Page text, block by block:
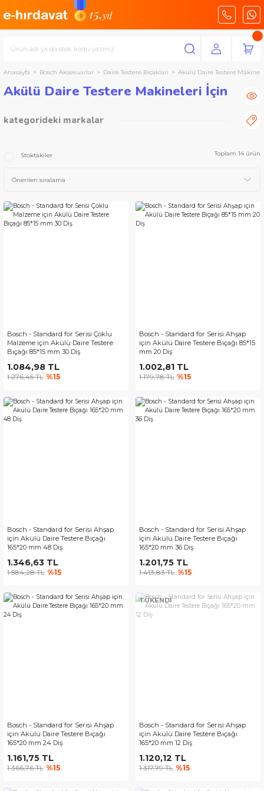
Anasayfa Bosch Aksesuarlar Daire Testere Bıçakları Akülü Daire Testere
Akülü Daire Testere Makineleri İçin
kategorideki markalar
Stoktakiler Toplam 14 ürün
Bosch - Standard for Serisi Çoklu
Malzeme için Akülü Daire Testere
Bıçağı 85*15 mm 30 Diş
1.084,98 TL
1.276,45 TL %15
Bosch - Standard for Serisi Ahşap
için Akülü Daire Testere Bıçağı 85*15
mm 20 Diş
1.002,81 TL
1.179,78 TL %15
Bosch - Standard for Serisi Ahşap
için Akülü Daire Testere Bıçağı
165*20 mm 48 Diş
1.346,63 TL
1.584,28 TL %15
Bosch - Standard for Serisi Ahşap
için Akülü Daire Testere Bıçağı
165*20 mm 36 Diş
1.201,75 TL
1.413,83 TL %15
Bosch - Standard for Serisi Ahşap
için Akülü Daire Testere Bıçağı
165*20 mm 24 Diş
1.161,75 TL
1.366,76 TL %15
TÜKENDİ
Bosch - Standard for Serisi Ahşap
için Akülü Daire Testere Bıçağı
165*20 mm 12 Diş
1.120,12 TL
1.317,79 TL %15